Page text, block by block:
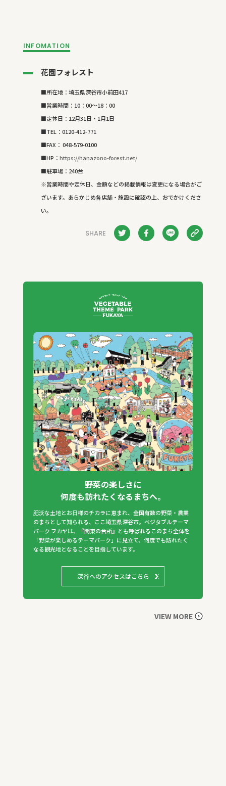
INFOMATION
花園フォレスト
■所在地：埼玉県深谷市小前田417
■営業時間：10：00～18：00
■定休日：12月31日・1月1日
■TEL：0120-412-771
■FAX： 048-579-0100
■HP： https://hanazono-forest.net/
■駐車場：240台
※営業時間や定休日、金額などの掲載情報は変更になる場合がご
ざいます。あらかじめ各店舗・施設に確認の上、おでかけくださ
い。
SHARE
野菜の楽しさに
何度も訪れたくなるまちへ。
肥沃な土地とお日様のチカラに恵まれ、全国有数の野菜・農業
のまちとして知られる、ここ埼玉県深谷市。ベジタブルテーマ
パーク フカヤは、『関東の台所』とも呼ばれるこのまち全体を
「野菜が楽しめるテーマパーク」に見立て、何度でも訪れたく
なる観光地となることを目指しています。
深谷へのアクセスはこちら
VIEW MORE